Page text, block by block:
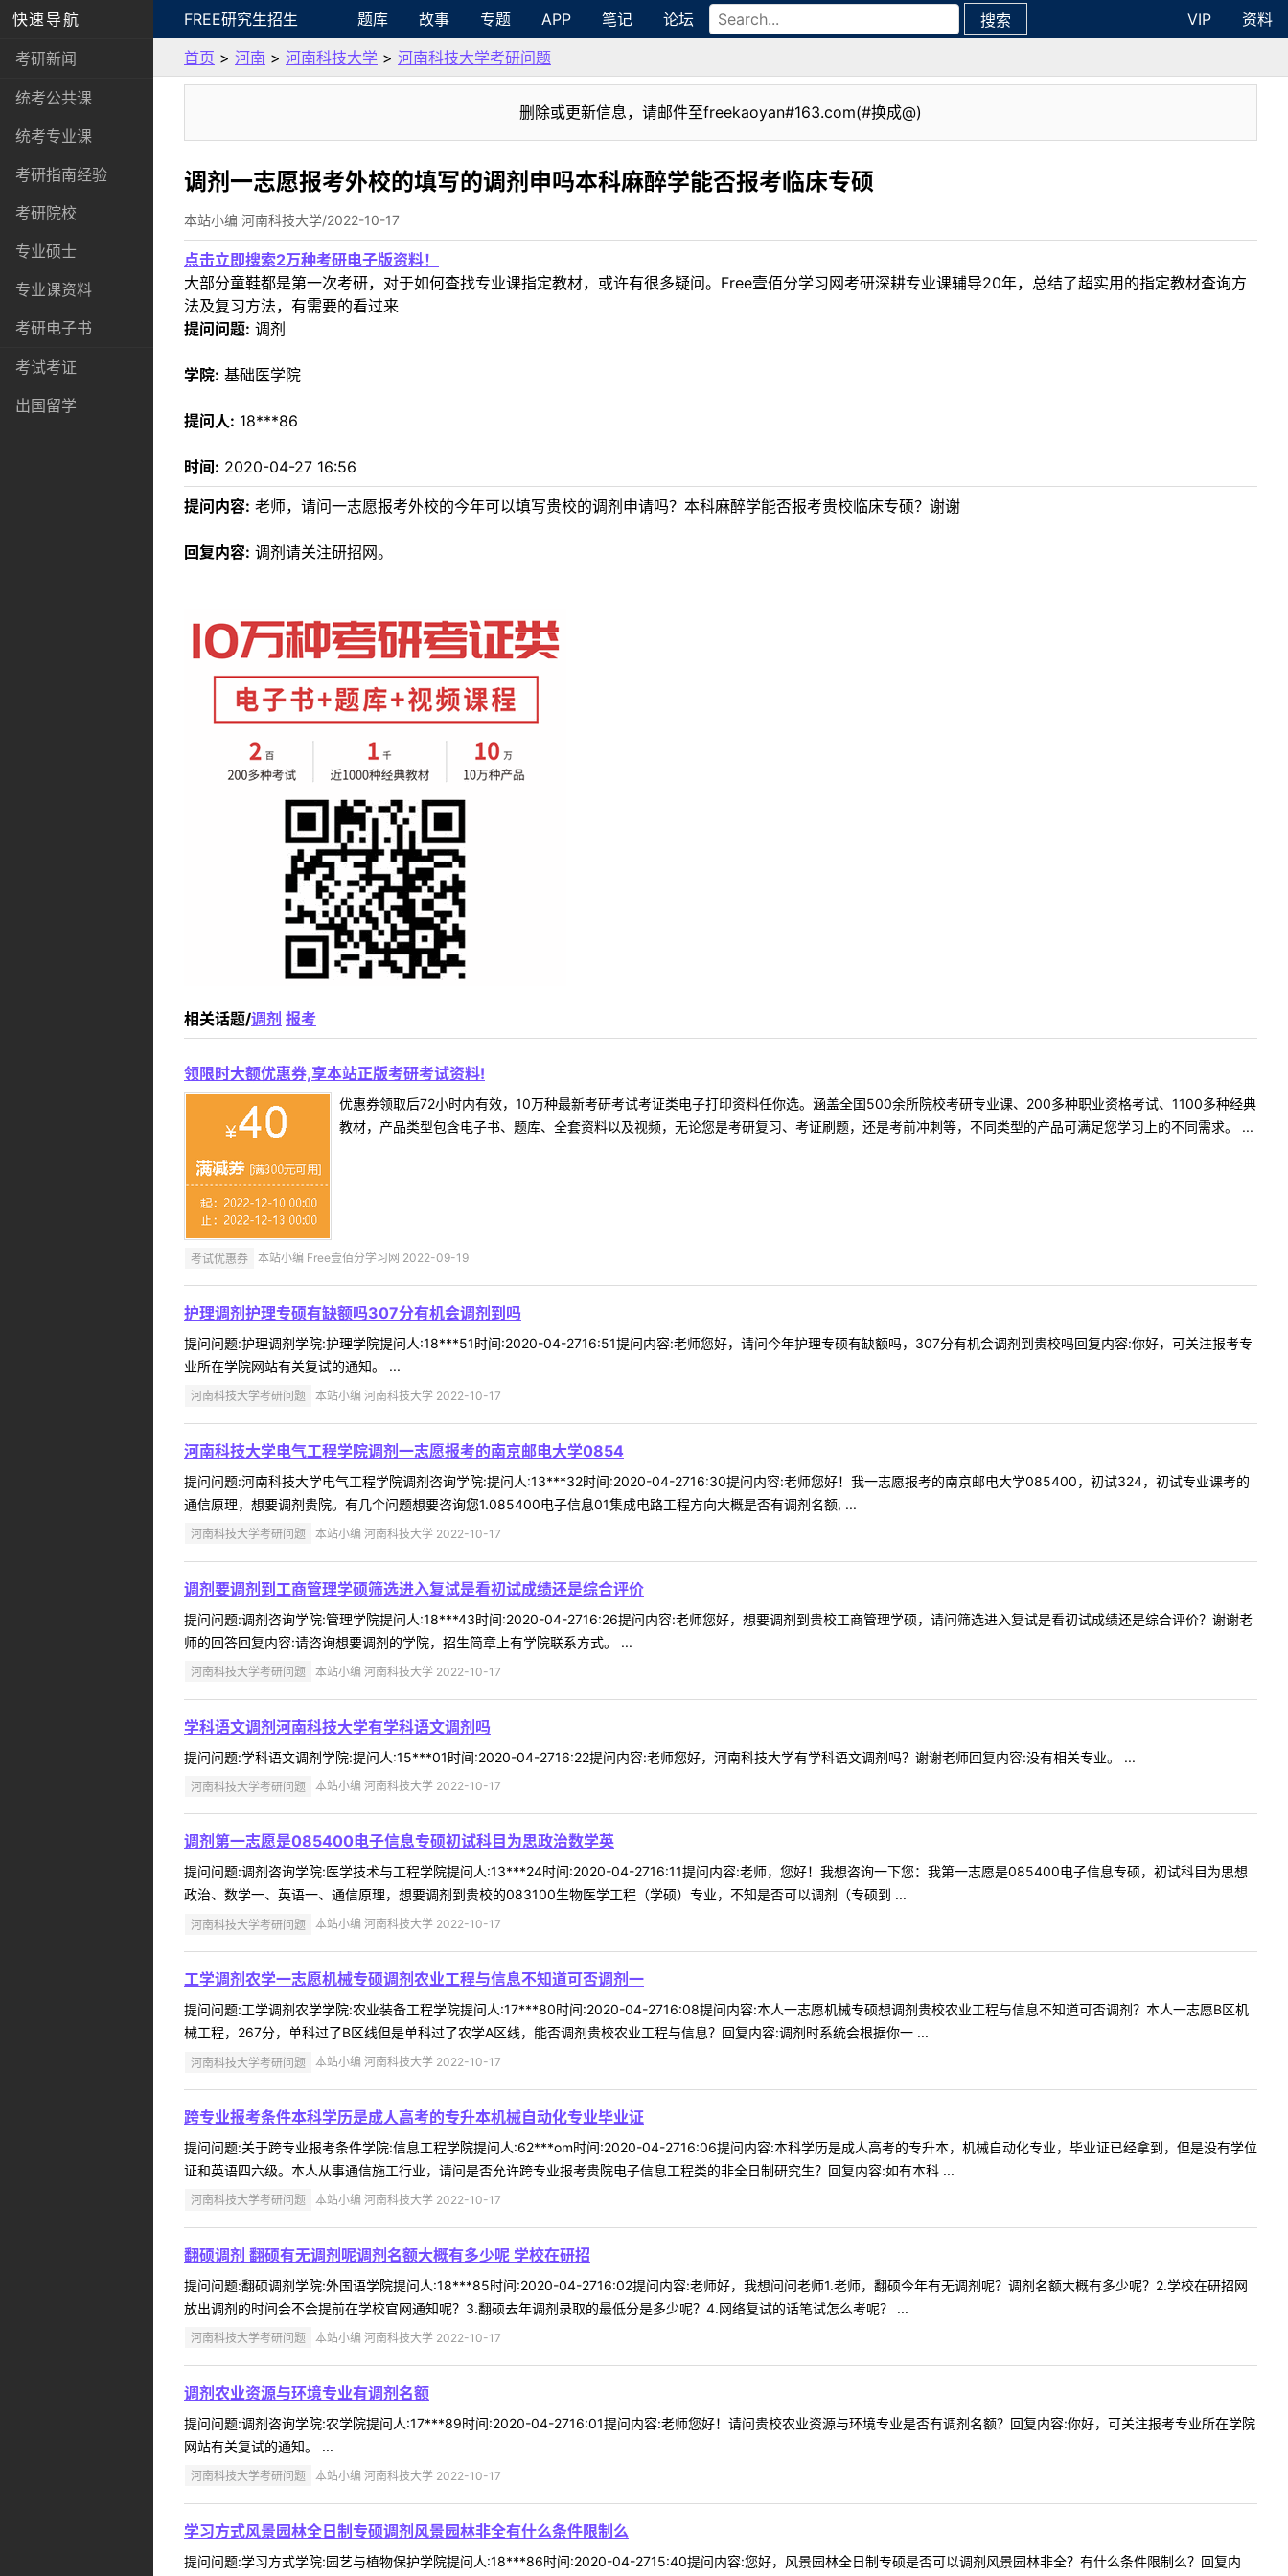
快速导航
考研新闻
统考公共课
统考专业课
考研指南经验
考研院校
专业硕士
专业课资料
考研电子书
考试考证
出国留学
FREE研究生招生 题库 故事 专题 APP 笔记 论坛 搜索 VIP
资料
首页 > 河南 > 河南科技大学 > 河南科技大学考研问题
删除或更新信息，请邮件至freekaoyan#163.com(#换成@)
调剂一志愿报考外校的填写的调剂申吗本科麻醉学能否报考临床专硕
本站小编 河南科技大学/2022-10-17
点击立即搜索2万种考研电子版资料！
大部分童鞋都是第一次考研，对于如何查找专业课指定教材，或许有很多疑问。Free壹佰分学习网考研深耕专业课辅导20年，总结了超实用的指定教材查询方
法及复习方法，有需要的看过来
提问问题: 调剂
学院: 基础医学院
提问人: 18***86
时间: 2020-04-27 16:56
提问内容: 老师，请问一志愿报考外校的今年可以填写贵校的调剂申请吗？本科麻醉学能否报考贵校临床专硕？谢谢
回复内容: 调剂请关注研招网。
相关话题/调剂 报考
领限时大额优惠券,享本站正版考研考试资料!
优惠券领取后72小时内有效，10万种最新考研考试考证类电子打印资料任你选。涵盖全国500余所院校考研专业课、200多种职业资格考试、1100多种经典
教材，产品类型包含电子书、题库、全套资料以及视频，无论您是考研复习、考证刷题，还是考前冲刺等，不同类型的产品可满足您学习上的不同需求。 ...
考试优惠券 本站小编 Free壹佰分学习网 2022-09-19
护理调剂护理专硕有缺额吗307分有机会调剂到吗
提问问题:护理调剂学院:护理学院提问人:18***51时间:2020-04-2716:51提问内容:老师您好，请问今年护理专硕有缺额吗，307分有机会调剂到贵校吗回复内容:你好，可关注报考专
业所在学院网站有关复试的通知。 ...
河南科技大学考研问题 本站小编 河南科技大学 2022-10-17
河南科技大学电气工程学院调剂一志愿报考的南京邮电大学0854
提问问题:河南科技大学电气工程学院调剂咨询学院:提问人:13***32时间:2020-04-2716:30提问内容:老师您好！我一志愿报考的南京邮电大学085400，初试324，初试专业课考的
通信原理，想要调剂贵院。有几个问题想要咨询您1.085400电子信息01集成电路工程方向大概是否有调剂名额, ...
河南科技大学考研问题 本站小编 河南科技大学 2022-10-17
调剂要调剂到工商管理学硕筛选进入复试是看初试成绩还是综合评价
提问问题:调剂咨询学院:管理学院提问人:18***43时间:2020-04-2716:26提问内容:老师您好，想要调剂到贵校工商管理学硕，请问筛选进入复试是看初试成绩还是综合评价？谢谢老
师的回答回复内容:请咨询想要调剂的学院，招生简章上有学院联系方式。 ...
河南科技大学考研问题 本站小编 河南科技大学 2022-10-17
学科语文调剂河南科技大学有学科语文调剂吗
提问问题:学科语文调剂学院:提问人:15***01时间:2020-04-2716:22提问内容:老师您好，河南科技大学有学科语文调剂吗？谢谢老师回复内容:没有相关专业。 ...
河南科技大学考研问题 本站小编 河南科技大学 2022-10-17
调剂第一志愿是085400电子信息专硕初试科目为思政治数学英
提问问题:调剂咨询学院:医学技术与工程学院提问人:13***24时间:2020-04-2716:11提问内容:老师，您好！我想咨询一下您：我第一志愿是085400电子信息专硕，初试科目为思想
政治、数学一、英语一、通信原理，想要调剂到贵校的083100生物医学工程（学硕）专业，不知是否可以调剂（专硕到 ...
河南科技大学考研问题 本站小编 河南科技大学 2022-10-17
工学调剂农学一志愿机械专硕调剂农业工程与信息不知道可否调剂一
提问问题:工学调剂农学学院:农业装备工程学院提问人:17***80时间:2020-04-2716:08提问内容:本人一志愿机械专硕想调剂贵校农业工程与信息不知道可否调剂？本人一志愿B区机
械工程，267分，单科过了B区线但是单科过了农学A区线，能否调剂贵校农业工程与信息？回复内容:调剂时系统会根据你一 ...
河南科技大学考研问题 本站小编 河南科技大学 2022-10-17
跨专业报考条件本科学历是成人高考的专升本机械自动化专业毕业证
提问问题:关于跨专业报考条件学院:信息工程学院提问人:62***om时间:2020-04-2716:06提问内容:本科学历是成人高考的专升本，机械自动化专业，毕业证已经拿到，但是没有学位
证和英语四六级。本人从事通信施工行业，请问是否允许跨专业报考贵院电子信息工程类的非全日制研究生？回复内容:如有本科 ...
河南科技大学考研问题 本站小编 河南科技大学 2022-10-17
翻硕调剂 翻硕有无调剂呢调剂名额大概有多少呢 学校在研招
提问问题:翻硕调剂学院:外国语学院提问人:18***85时间:2020-04-2716:02提问内容:老师好，我想问问老师1.老师，翻硕今年有无调剂呢？调剂名额大概有多少呢？2.学校在研招网
放出调剂的时间会不会提前在学校官网通知呢？3.翻硕去年调剂录取的最低分是多少呢？4.网络复试的话笔试怎么考呢？ ...
河南科技大学考研问题 本站小编 河南科技大学 2022-10-17
调剂农业资源与环境专业有调剂名额
提问问题:调剂咨询学院:农学院提问人:17***89时间:2020-04-2716:01提问内容:老师您好！请问贵校农业资源与环境专业是否有调剂名额？回复内容:你好，可关注报考专业所在学院
网站有关复试的通知。 ...
河南科技大学考研问题 本站小编 河南科技大学 2022-10-17
学习方式风景园林全日制专硕调剂风景园林非全有什么条件限制么
提问问题:学习方式学院:园艺与植物保护学院提问人:18***86时间:2020-04-2715:40提问内容:您好，风景园林全日制专硕是否可以调剂风景园林非全？有什么条件限制么？回复内